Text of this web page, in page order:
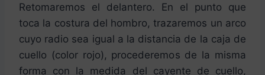
Retomaremos el delantero. En el punto que
toca la costura del hombro, trazaremos un arco
cuyo radio sea igual a la distancia de la caja de
cuello (color rojo), procederemos de la misma
forma con la medida del cayente de cuello,